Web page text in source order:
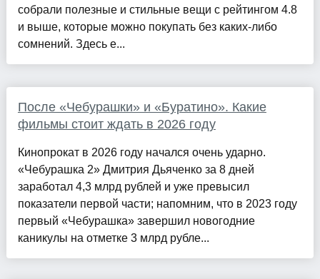
собрали полезные и стильные вещи с рейтингом 4.8
и выше, которые можно покупать без каких-либо
сомнений. Здесь е...
После «Чебурашки» и «Буратино». Какие
фильмы стоит ждать в 2026 году
Кинопрокат в 2026 году начался очень ударно.
«Чебурашка 2» Дмитрия Дьяченко за 8 дней
заработал 4,3 млрд рублей и уже превысил
показатели первой части; напомним, что в 2023 году
первый «Чебурашка» завершил новогодние
каникулы на отметке 3 млрд рубле...